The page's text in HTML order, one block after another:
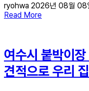
ryohwa 2026년 08월 08
Read More
여수시 붙박이
견적으로 우리